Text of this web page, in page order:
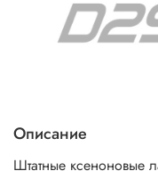
Описание
Штатные ксеноновые